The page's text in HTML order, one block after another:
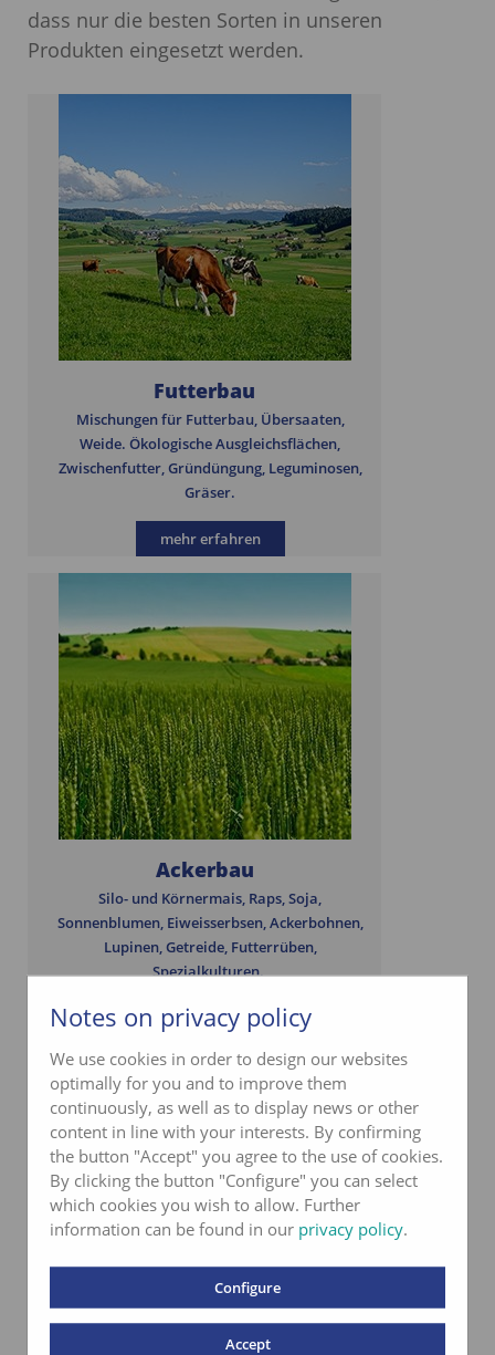
dass nur die besten Sorten in unseren
Produkten eingesetzt werden.
Futterbau
Mischungen für Futterbau, Übersaaten,
Weide. Ökologische Ausgleichsflächen,
Zwischenfutter, Gründüngung, Leguminosen,
Gräser.
mehr erfahren
Ackerbau
Silo- und Körnermais, Raps, Soja,
Sonnenblumen, Eiweisserbsen, Ackerbohnen,
Lupinen, Getreide, Futterrüben,
Spezialkulturen.
mehr erfahren
Notes on privacy policy
We use cookies in order to design our websites
optimally for you and to improve them
continuously, as well as to display news or other
content in line with your interests. By confirming
the button "Accept" you agree to the use of cookies.
By clicking the button "Configure" you can select
which cookies you wish to allow. Further
information can be found in our privacy policy.
Configure
Accept